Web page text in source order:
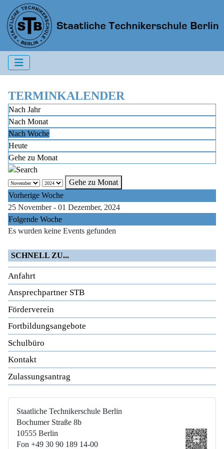
TERMINKALENDER
Nach Jahr
Nach Monat
Nach Woche
Heute
Gehe zu Monat
Gehe zu Monat
Vorherige Woche
25 November - 01 Dezember, 2024
Folgende Woche
Es wurden keine Events gefunden
SCHNELL ZU...
Anfahrt
Ansprechpartner STB
Förderverein
Fortbildungsangebote
Schulbüro
Kontakt
Zulassungsantrag
Staatliche Technikerschule Berlin
Bochumer Straße 8b
10555 Berlin
Fon +49 30 90 189 14-00